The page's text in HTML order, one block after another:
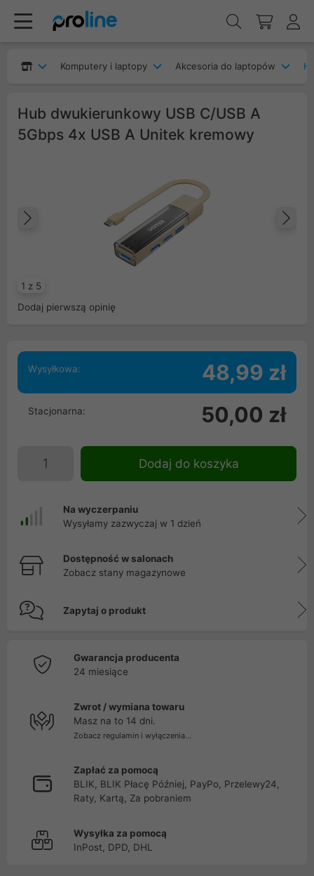
Komputery i laptopy Akcesoria do laptopów
Hub dwukierunkowy USB C/USB A
5Gbps 4x USB A Unitek kremowy
1 z 5
Poprzedni
Dodaj pierwszą opinię
Wysyłkowa: 48,99 zł
Stacjonarna: 50,00 zł
Dodaj do koszyka
Na wyczerpaniu
Wysyłamy zazwyczaj w 1 dzień
Dostępność w salonach
Zobacz stany magazynowe
Zapytaj o produkt
Gwarancja producenta
24 miesiące
Zwrot / wymiana towaru
Masz na to 14 dni.
Zobacz regulamin i wyłączenia...
Zapłać za pomocą
BLIK, BLIK Płacę Później, PayPo, Przelewy24,
Raty, Kartą, Za pobraniem
Wysyłka za pomocą
InPost, DPD, DHL